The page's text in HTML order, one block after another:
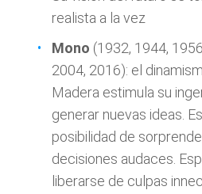
realista a la vez
Mono (1932, 1944,
2004, 2016): el
Madera estimula su
generar nuevas ideas.
posibilidad de
decisiones audaces.
liberarse de culpas